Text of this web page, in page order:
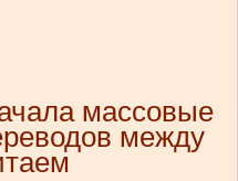
массовые
между